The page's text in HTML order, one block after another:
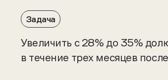
Задача
Увеличить с 28% до 35%
в течение трех месяцев